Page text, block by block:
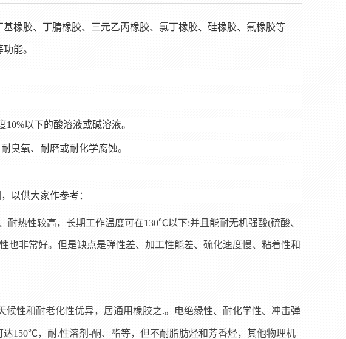
橡胶、丁腈橡胶、三元乙丙橡胶、氯丁橡胶、硅橡胶、氟橡胶等
能。
以下的酸溶液或碱溶液。
臭氧、耐磨或耐化学腐蚀。
以供大家作参考：
耐热性较高，长期工作温度可在130℃以下;并且能耐无机强酸(硫酸、
也非常好。但是缺点是弹性差、加工性能差、硫化速度慢、粘着性和
候性和耐老化性优异，居通用橡胶之.。电绝缘性、耐化学性、冲击弹
150℃，耐.性溶剂-酮、酯等，但不耐脂肪烃和芳香烃，其他物理机